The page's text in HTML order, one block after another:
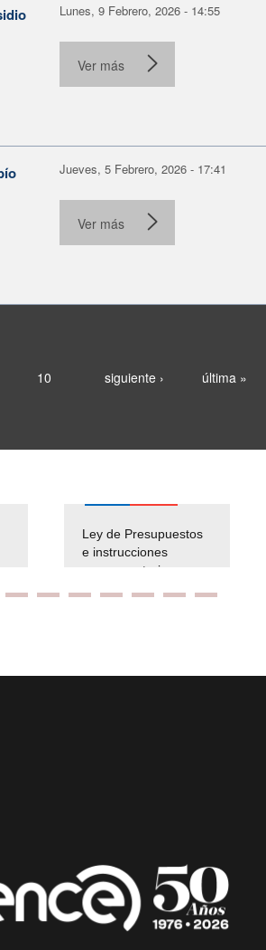
Lunes, 9 Febrero, 2026 - 14:55
Ver más
Jueves, 5 Febrero, 2026 - 17:41
Ver más
10 siguiente › última »
Ley de Presupuestos
e instrucciones
presuspuetarias